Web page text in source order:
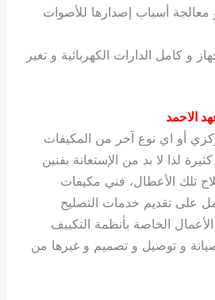
معالجة أسباب إصدارها للأصوات
و كامل الدارات الكهربائية و تغير
الاحمد
أو اي نوع آخر من المكيفات
لذا لا بد من الإستعانة بفنين
تلك الأعطال، فني مكيفات
على تقديم خدمات التصليح
الخاصة بأنظمة التكييف
و توصيل و تصميم و غيرها من